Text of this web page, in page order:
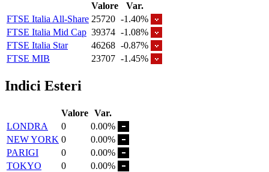
Valore
Var.
FTSE Italia All-Share 25720 -1.40%
FTSE Italia Mid Cap 39374 -1.08%
FTSE Italia Star
46268 -0.87%
FTSE MIB
23707 -1.45%
Indici Esteri
Valore Var.
LONDRA
0
0.00%
NEW YORK 0
0.00%
PARIGI
0
0.00%
TOKYO
0
0.00%